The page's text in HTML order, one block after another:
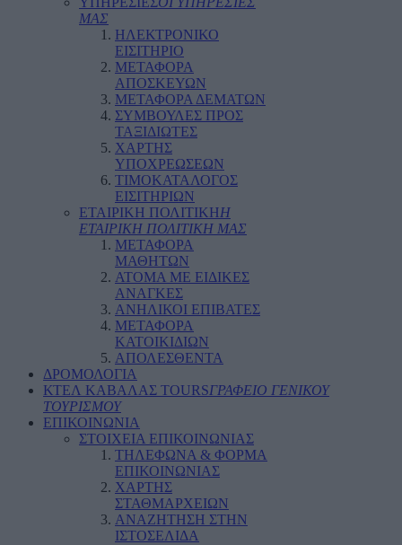
ΜΑΣ
ΗΛΕΚΤΡΟΝΙΚΟ
ΕΙΣΙΤΗΡΙΟ
ΜΕΤΑΦΟΡΑ
ΑΠΟΣΚΕΥΩΝ
ΜΕΤΑΦΟΡΑ ΔΕΜΑΤΩΝ
ΣΥΜΒΟΥΛΕΣ ΠΡΟΣ
ΤΑΞΙΔΙΩΤΕΣ
ΧΑΡΤΗΣ
ΥΠΟΧΡΕΩΣΕΩΝ
ΤΙΜΟΚΑΤΑΛΟΓΟΣ
ΕΙΣΙΤΗΡΙΩΝ
ΕΤΑΙΡΙΚΗ ΠΟΛΙΤΙΚΗΗ
ΕΤΑΙΡΙΚΗ ΠΟΛΙΤΙΚΗ ΜΑΣ
ΜΕΤΑΦΟΡΑ
ΜΑΘΗΤΩΝ
ΑΤΟΜΑ ΜΕ ΕΙΔΙΚΕΣ
ΑΝΑΓΚΕΣ
ΑΝΗΛΙΚΟΙ ΕΠΙΒΑΤΕΣ
ΜΕΤΑΦΟΡΑ
ΚΑΤΟΙΚΙΔΙΩΝ
ΑΠΟΛΕΣΘΕΝΤΑ
ΔΡΟΜΟΛΟΓΙΑ
ΚΤΕΛ ΚΑΒΑΛΑΣ TOURSΓΡΑΦΕΙΟ ΓΕΝΙΚΟΥ
ΤΟΥΡΙΣΜΟΥ
ΕΠΙΚΟΙΝΩΝΙΑ
ΣΤΟΙΧΕΙΑ ΕΠΙΚΟΙΝΩΝΙΑΣ
ΤΗΛΕΦΩΝΑ & ΦΟΡΜΑ
ΕΠΙΚΟΙΝΩΝΙΑΣ
ΧΑΡΤΗΣ
ΣΤΑΘΜΑΡΧΕΙΩΝ
ΑΝΑΖΗΤΗΣΗ ΣΤΗΝ
ΙΣΤΟΣΕΛΙΔΑ